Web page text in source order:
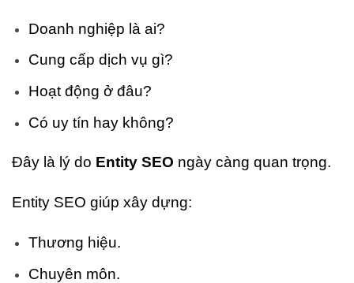
Doanh nghiệp là ai?
Cung cấp dịch vụ gì?
Hoạt động ở đâu?
Có uy tín hay không?
Đây là lý do Entity SEO ngày càng quan trọng.
Entity SEO giúp xây dựng:
Thương hiệu.
Chuyên môn.